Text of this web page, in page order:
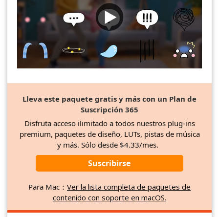
Lleva este paquete gratis y más con un Plan de
Suscripción 365
Disfruta acceso ilimitado a todos nuestros plug-ins
premium, paquetes de diseño, LUTs, pistas de música
y más. Sólo desde $4.33/mes.
Suscribirse
Para Mac： Ver la lista completa de paquetes de
contenido con soporte en macOS.